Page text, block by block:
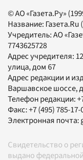
© АО «Газета.Ру»
Название: Газета.Ru
Учредитель:АО
7743625728
Адрес учредителя:
улица, дом 67
Адрес редакции и
Варшавское шоссе,
Телефон редакции:
Факс:+7 (495) 785-17-
Электронная почта:
Свидетельство о
выдано